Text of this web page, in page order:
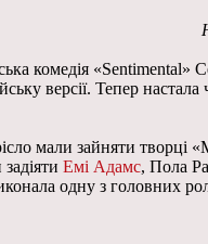
комедія «Sentimental»
версії. Тепер
мали зайняти творці
Емі Адамс, Пола
одну з головних